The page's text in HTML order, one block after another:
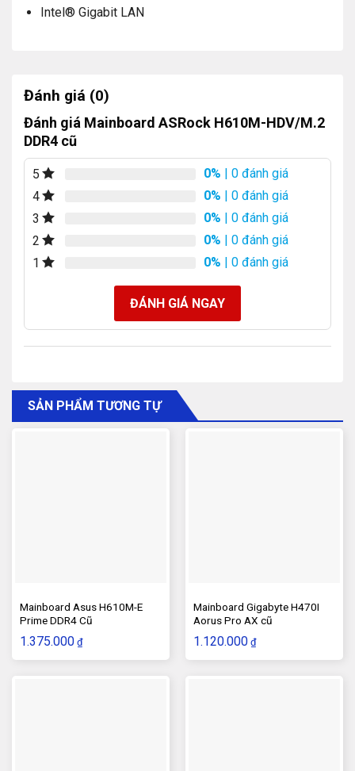
Intel® Gigabit LAN
Đánh giá (0)
Đánh giá Mainboard ASRock H610M-HDV/M.2
DDR4 cũ
5 0% | 0 đánh giá
4
0% | 0 đánh giá
3
0% | 0 đánh giá
2
0% | 0 đánh giá
1
0% | 0 đánh giá
ĐÁNH GIÁ NGAY
SẢN PHẨM TƯƠNG TỰ
Mainboard Asus H610M-E
Prime DDR4 Cũ
1.375.000 ₫
Mainboard Gigabyte H470I
Aorus Pro AX cũ
1.120.000 ₫